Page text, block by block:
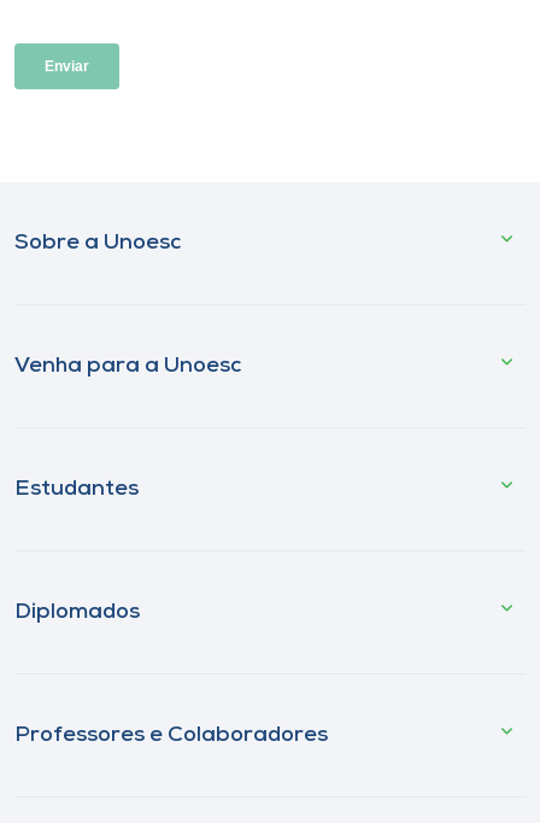
Sobre a Unoesc
Venha para a Unoesc
Estudantes
Diplomados
Professores e Colaboradores